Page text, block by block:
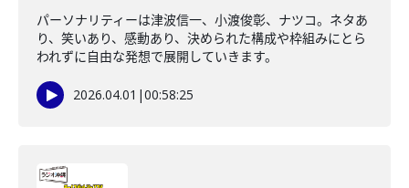
パーソナリティーは津波信一、小渡俊彰、ナツコ。ネタあ
り、笑いあり、感動あり、決められた構成や枠組みにとら
われずに自由な発想で展開していきます。
2026.04.01 |00:58:25